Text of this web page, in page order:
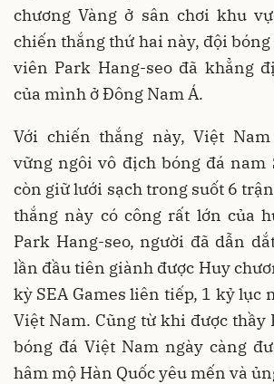
chương Vàng ở sân chơi khu
chiến thắng thứ hai này, đội
viên Park Hang-seo đã khẳng
của mình ở Đông Nam Á.
Với chiến thắng này, Việt
vững ngôi vô địch bóng đá nam
còn giữ lưới sạch trong suốt 6
thắng này có công rất lớn của
Park Hang-seo, người đã dẫn
lần đầu tiên giành được Huy
kỳ SEA Games liên tiếp, 1 kỷ lục
Việt Nam. Cũng từ khi được thầy
bóng đá Việt Nam ngày càng
hâm mộ Hàn Quốc yêu mến và